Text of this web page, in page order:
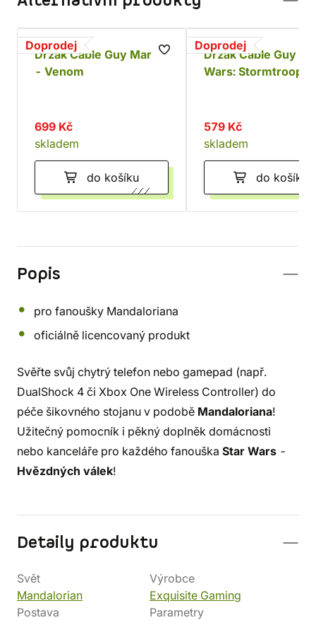
Doprodej
Držák Cable Guy Marvel
- Venom
699 Kč
skladem
do košíku
Doprodej
Držák Cable Guy -
Wars: Stormtrooper
579 Kč
skladem
do košíku
Popis
pro fanoušky Mandaloriana
oficiálně licencovaný produkt
Svěřte svůj chytrý telefon nebo gamepad (např.
DualShock 4 či Xbox One Wireless Controller) do
péče šikovného stojanu v podobě Mandaloriana!
Užitečný pomocník i pěkný doplněk domácnosti
nebo kanceláře pro každého fanouška Star Wars -
Hvězdných válek!
Detaily produktu
Svět
Mandalorian
Výrobce
Exquisite Gaming
Postava
Parametry